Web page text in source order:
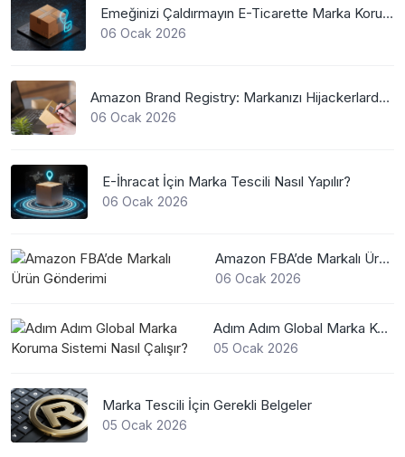
Emeğinizi Çaldırmayın E-Ticarette Marka Koruma
06 Ocak 2026
Amazon Brand Registry: Markanızı Hijackerlardan Koruyun
06 Ocak 2026
E-İhracat İçin Marka Tescili Nasıl Yapılır?
06 Ocak 2026
Amazon FBA’de Markalı Ürün Gönderimi
06 Ocak 2026
Adım Adım Global Marka Koruma Sistemi Nasıl Çalışır?
05 Ocak 2026
Marka Tescili İçin Gerekli Belgeler
05 Ocak 2026